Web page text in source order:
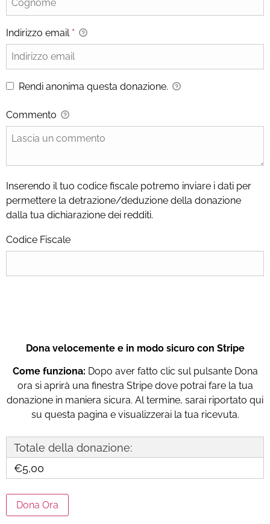
Indirizzo email *
Rendi anonima questa donazione.
Commento
Inserendo il tuo codice fiscale potremo inviare i dati per
permettere la detrazione/deduzione della donazione
dalla tua dichiarazione dei redditi.
Codice Fiscale
Dona velocemente e in modo sicuro con Stripe
Come funziona: Dopo aver fatto clic sul pulsante Dona
ora si aprirà una finestra Stripe dove potrai fare la tua
donazione in maniera sicura. Al termine, sarai riportato qui
su questa pagina e visualizzerai la tua ricevuta.
Totale della donazione:
€5,00